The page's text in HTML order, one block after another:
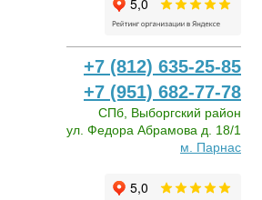
+7 (812) 635-25-85
+7 (951) 682-77-78
СПб, Выборгский район
ул. Федора Абрамова д. 18/1
м. Парнас